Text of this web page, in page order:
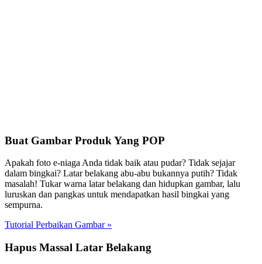
Buat Gambar Produk Yang POP
Apakah foto e-niaga Anda tidak baik atau pudar? Tidak sejajar
dalam bingkai? Latar belakang abu-abu bukannya putih? Tidak
masalah! Tukar warna latar belakang dan hidupkan gambar, lalu
luruskan dan pangkas untuk mendapatkan hasil bingkai yang
sempurna.
Tutorial Perbaikan Gambar »
Hapus Massal Latar Belakang